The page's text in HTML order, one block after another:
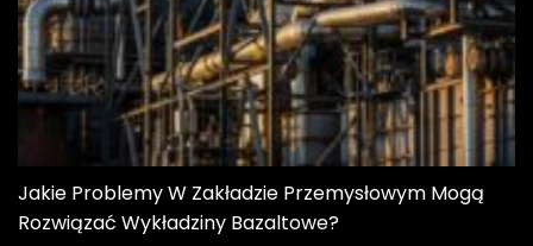
Jakie Problemy W Zakładzie Przemysłowym Mogą
Rozwiązać Wykładziny Bazaltowe?